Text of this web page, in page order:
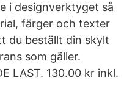
i designverktyget så
färger och texter
du beställt din skylt
som gäller.
LAST. 130.00 kr inkl.